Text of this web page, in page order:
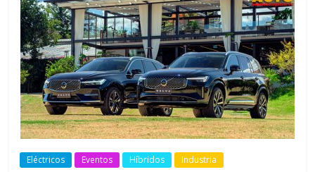
Eléctricos Eventos Híbridos Industria